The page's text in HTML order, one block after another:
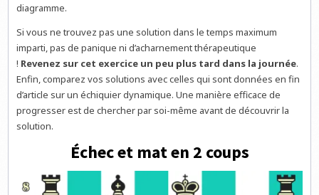
diagramme.
Si vous ne trouvez pas une solution dans le temps maximum
imparti, pas de panique ni d’acharnement thérapeutique
! Revenez sur cet exercice un peu plus tard dans la journée.
Enfin, comparez vos solutions avec celles qui sont données en fin
d’article sur un échiquier dynamique. Une manière efficace de
progresser est de chercher par soi-même avant de découvrir la
solution.
Échec et mat en 2 coups